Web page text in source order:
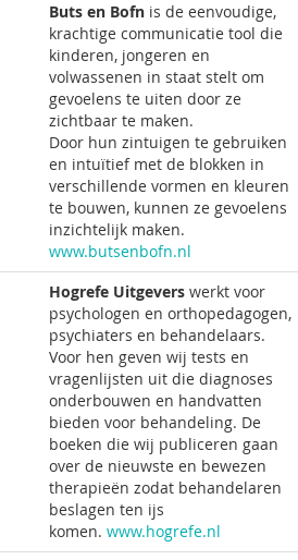
Buts en Bofn is de eenvoudige,
krachtige communicatie tool die
kinderen, jongeren en
volwassenen in staat stelt om
gevoelens te uiten door ze
zichtbaar te maken.
Door hun zintuigen te gebruiken
en intuïtief met de blokken in
verschillende vormen en kleuren
te bouwen, kunnen ze gevoelens
inzichtelijk maken.
www.butsenbofn.nl
Hogrefe Uitgevers werkt voor
psychologen en orthopedagogen,
psychiaters en behandelaars.
Voor hen geven wij tests en
vragenlijsten uit die diagnoses
onderbouwen en handvatten
bieden voor behandeling. De
boeken die wij publiceren gaan
over de nieuwste en bewezen
therapieën zodat behandelaren
beslagen ten ijs
komen. www.hogrefe.nl